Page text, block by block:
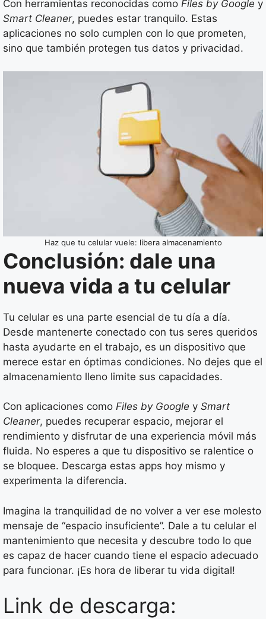
Con herramientas reconocidas como Files by Google y
Smart Cleaner, puedes estar tranquilo. Estas
aplicaciones no solo cumplen con lo que prometen,
sino que también protegen tus datos y privacidad.
Haz que tu celular vuele: libera almacenamiento
Conclusión: dale una
nueva vida a tu celular
Tu celular es una parte esencial de tu día a día.
Desde mantenerte conectado con tus seres queridos
hasta ayudarte en el trabajo, es un dispositivo que
merece estar en óptimas condiciones. No dejes que el
almacenamiento lleno limite sus capacidades.
Con aplicaciones como Files by Google y Smart
Cleaner, puedes recuperar espacio, mejorar el
rendimiento y disfrutar de una experiencia móvil más
fluida. No esperes a que tu dispositivo se ralentice o
se bloquee. Descarga estas apps hoy mismo y
experimenta la diferencia.
Imagina la tranquilidad de no volver a ver ese molesto
mensaje de “espacio insuficiente”. Dale a tu celular el
mantenimiento que necesita y descubre todo lo que
es capaz de hacer cuando tiene el espacio adecuado
para funcionar. ¡Es hora de liberar tu vida digital!
Link de descarga: